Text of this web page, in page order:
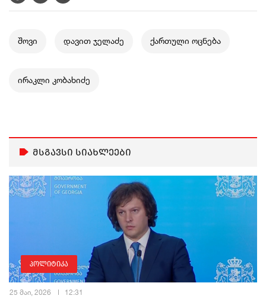
შოვი დავით ჯელაძე ქართული ოცნება
ირაკლი კობახიძე
მსგავსი სიახლეები
პოლიტიკა
25 მაი, 2026 12:31